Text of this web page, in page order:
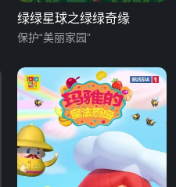
绿绿星球之绿绿奇缘
保护“美丽家园”